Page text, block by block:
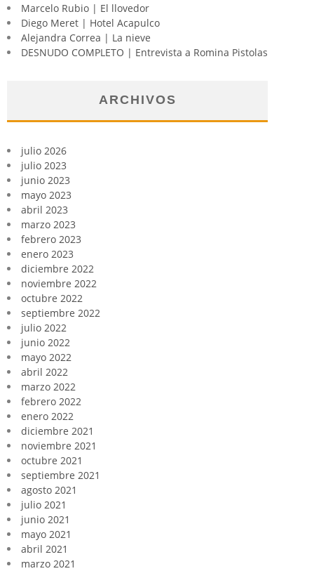
Marcelo Rubio | El llovedor
Diego Meret | Hotel Acapulco
Alejandra Correa | La nieve
DESNUDO COMPLETO | Entrevista a Romina Pistolas
ARCHIVOS
julio 2026
julio 2023
junio 2023
mayo 2023
abril 2023
marzo 2023
febrero 2023
enero 2023
diciembre 2022
noviembre 2022
octubre 2022
septiembre 2022
julio 2022
junio 2022
mayo 2022
abril 2022
marzo 2022
febrero 2022
enero 2022
diciembre 2021
noviembre 2021
octubre 2021
septiembre 2021
agosto 2021
julio 2021
junio 2021
mayo 2021
abril 2021
marzo 2021